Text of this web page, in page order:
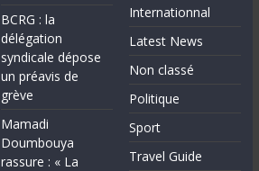
BCRG : la
délégation
syndicale dépose
un préavis de
grève
Mamadi
Doumbouya
rassure : « La
Internationnal
Latest News
Non classé
Politique
Sport
Travel Guide